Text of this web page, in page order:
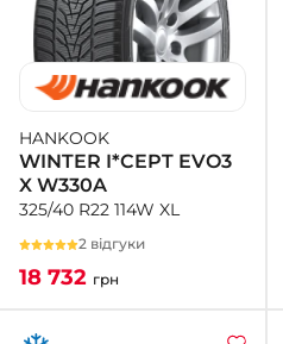
HANKOOK
WINTER I*CEPT EVO3
X W330A
325/40 R22 114W XL
2 відгуки
18 732 грн